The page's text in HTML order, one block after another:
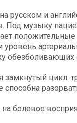
русском и
Под музыку
обезболивающих
замкнутый цикл:
болевое